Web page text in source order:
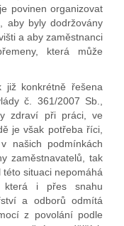
povinen organizovat
aby byly dodržovány
a aby zaměstnanci
která může
již konkrétně řešena
č. 361/2007 Sb.,
zdraví při práci, ve
je však potřeba říci,
našich podmínkách
zaměstnavatelů, tak
situaci nepomáhá
která i přes snahu
a odborů odmítá
z povolání podle